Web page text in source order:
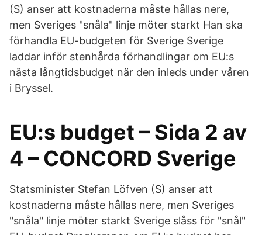
(S) anser att kostnaderna måste hållas nere,
men Sveriges "snåla" linje möter starkt Han ska
förhandla EU-budgeten för Sverige Sverige
laddar inför stenhårda förhandlingar om EU:s
nästa långtidsbudget när den inleds under våren
i Bryssel.
EU:s budget – Sida 2 av
4 – CONCORD Sverige
Statsminister Stefan Löfven (S) anser att
kostnaderna måste hållas nere, men Sveriges
"snåla" linje möter starkt Sverige slåss för "snål"